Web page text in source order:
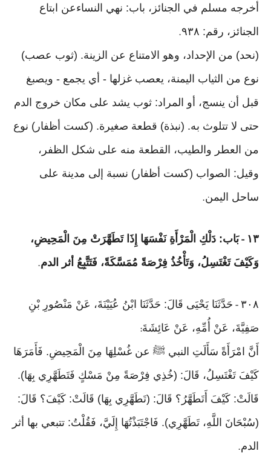
أخرجه مسلم في الجنائز، باب: نهي النساءعن ابتاع
الجنائز، رقم: ٩٣٨
.
(نحد) من الإحداد، وهو الامتناع عن الزينة. (ثوب عصب)
نوع من الثياب اليمنة، يعصب غزلها - أي يجمع - ويصبغ
قبل أن ينسج، أو المراد: ثوب يشد على مكان خروج الدم
حتى لا تتلوث به. (نبذة) قطعة صغيرة. (كست أظفار) نوع
من العطر والطيب، القطعة منه على شكل الظفر،
وقيل: الصواب (كست أظفار) نسبة إلى مدينة على
ساحل اليمن.
١٣ -بَاب: دَلْكِ الْمَرْأَةِ نَفْسَهَا إِذَا تَطَهَّرَتْ مِنَ الْمَحِيضِ،
وَكَيْفَ تَغْتَسِلُ، وَتَأْخُذُ فِرْصَةً مُمَسَّكَةً، فَتَتَّبِعُ أثر الدم.
٣٠٨ - حَدَّثَنَا يَحْيَى قَالَ: حَدَّثَنَا ابْنُ عُيَيْنَةَ، عَنْ مَنْصُورِ بْنِ
صَفِيَّةَ، عَنْ أُمِّهِ، عَنْ عَائِشَةَ:
أَنَّ امْرَأَةً سَأَلَتِ النبي ﷺ عن غُسْلِهَا مِنَ الْمَحِيضِ. فَأَمَرَهَا
كَيْفَ تَغْتَسِلُ، قَالَ: (خُذِي فِرْصَةً مِنْ مَسْكٍ فَتَطَهَّرِي بِهَا).
قَالَتْ: كَيْفَ أَتَطَهَّرُ؟ قَالَ: (تَطَهَّرِي بِهَا) قَالَتْ: كَيْفَ؟ قَالَ:
(سُبْحَانَ اللَّهِ، تَطَهَّرِي). فَاجْتَبَذْتُهَا إِلَيَّ، فَقُلْتُ: تتبعي بها أثر
الدم.